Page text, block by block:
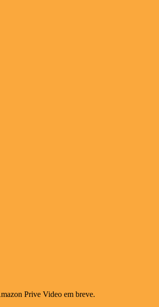
Prive Video em breve.